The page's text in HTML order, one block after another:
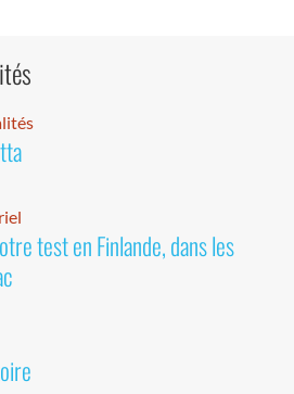
test en Finlande, dans les